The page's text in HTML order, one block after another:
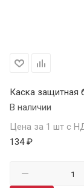
Каска
В наличии
Цена за 1 шт с
134 ₽